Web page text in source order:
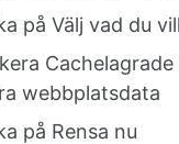
på Välj vad du
webbplatsdata
på Rensa nu